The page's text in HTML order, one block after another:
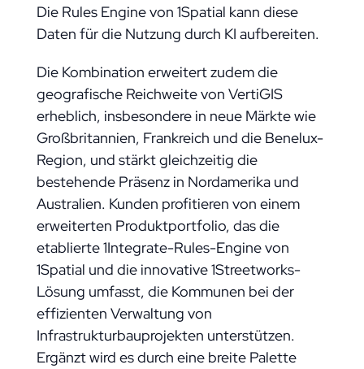
Die Rules Engine von 1Spatial kann diese
Daten für die Nutzung durch KI aufbereiten.
Die Kombination erweitert zudem die
geografische Reichweite von VertiGIS
erheblich, insbesondere in neue Märkte wie
Großbritannien, Frankreich und die Benelux-
Region, und stärkt gleichzeitig die
bestehende Präsenz in Nordamerika und
Australien. Kunden profitieren von einem
erweiterten Produktportfolio, das die
etablierte 1Integrate-Rules-Engine von
1Spatial und die innovative 1Streetworks-
Lösung umfasst, die Kommunen bei der
effizienten Verwaltung von
Infrastrukturbauprojekten unterstützen.
Ergänzt wird es durch eine breite Palette